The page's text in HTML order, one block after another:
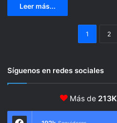
Leer más...
1 2
Síguenos en redes sociales
Más de 213K